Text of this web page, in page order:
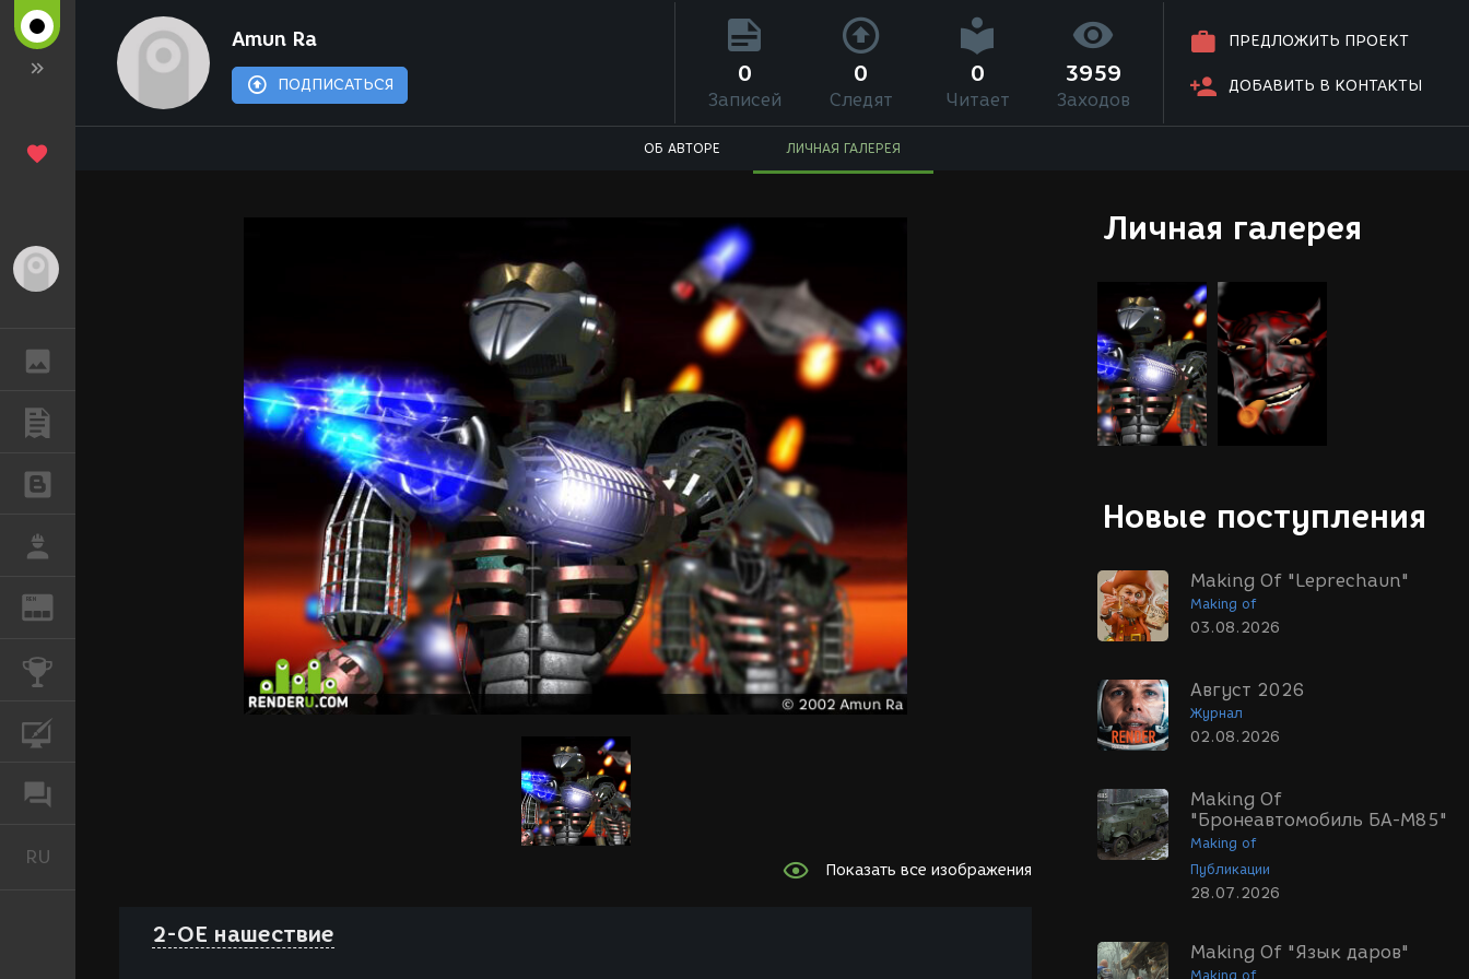
REN
RU
Amun Ra
ПОДПИСАТЬСЯ
ПРЕДЛОЖИТЬ ПРОЕКТ
ДОБАВИТЬ В КОНТАКТЫ
0
Записей
0
Следят
0
Читает
3959
Заходов
ОБ АВТОРЕ ЛИЧНАЯ ГАЛЕРЕЯ
Личная галерея
Новые поступления
Making Of "Leprechaun"
Making of
03.08.2026
Август 2026
Журнал
02.08.2026
Making Of
"Бронеавтомобиль БА-М85"
Making of
Публикации
28.07.2026
Making Of "Язык даров"
Making of
Показать все изображения
2-ОЕ нашествие